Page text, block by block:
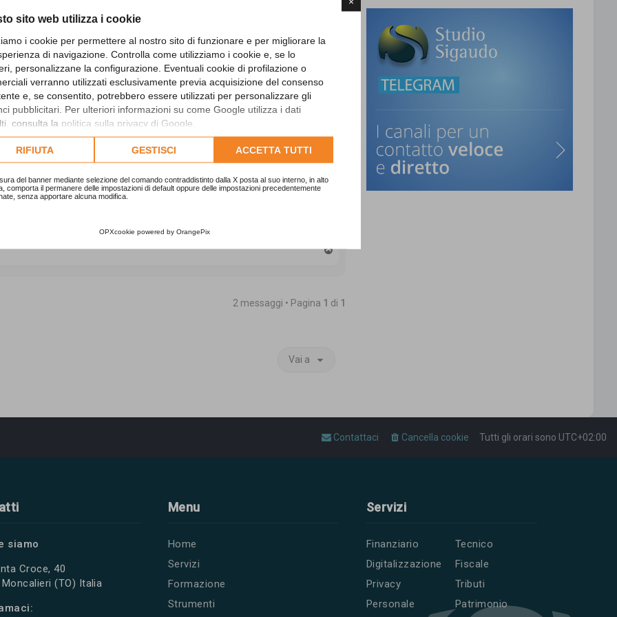
sito web utilizza i cookie
i cookie per permettere al nostro sito di funzionare e per migliorare la
di navigazione. Controlla come utilizziamo i cookie e, se lo
personalizzane la configurazione. Eventuali cookie di profilazione o
verranno utilizzati esclusivamente previa acquisizione del consenso
e, se consentito, potrebbero essere utilizzati per personalizzare gli
pubblicitari. Per ulteriori informazioni su come Google utilizza i dati
consulta la politica sulla privacy di Google
l'informativa cookie completa.
RIFIUTA GESTISCI ACCETTA TUTTI
del banner mediante selezione del comando contraddistinto dalla X posta al suo interno, in alto
comporta il permanere delle impostazioni di default oppure delle impostazioni precedentemente
senza apportare alcuna modifica.
OPXcookie powered by OrangePix
ullifa
Messaggi: 2593
Cita
di invio, la soglia dei 5.000,00
spesa dei singoli provvedimenti e atti
o meno consulenza, prestazione di
alla loro competenza.
T
2 messaggi • Pagina 1 di 1
Vai a
Tutti gli orari sono UTC+02:00
Cancella cookie
Contattaci
siamo
Croce, 40
Moncalieri (TO) Italia
Menu
Home
Servizi
Formazione
Strumenti
Servizi
Finanziario
Digitalizzazione
Privacy
Personale
Tecnico
Fiscale
Tributi
Patrimonio